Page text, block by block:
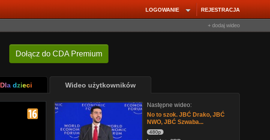
REJESTRACJA
LOGOWANIE
+ dodaj wideo
Dołącz do CDA Premium
Dla dzieci Wideo użytkowników
Następne wideo:
No to szok. JBĆ Drako, JBĆ
NWO, JBĆ Szwaba...
480p